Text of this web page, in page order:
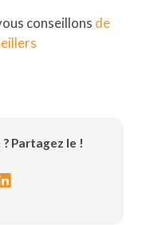
conseillons de
Partagez le !